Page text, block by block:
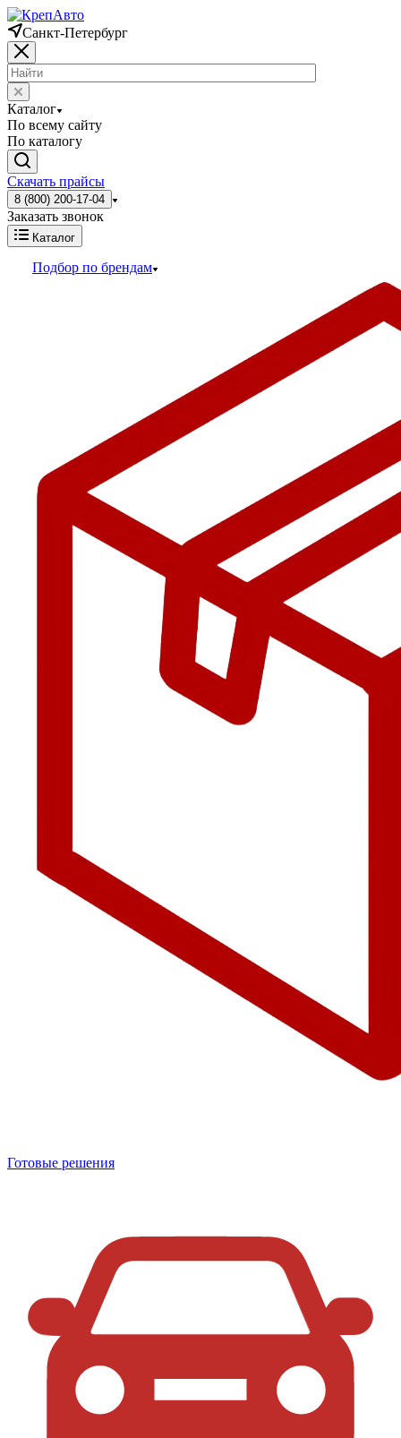
Санкт-Петербург
Каталог
По всему сайту
По каталогу
Скачать прайсы
8 (800) 200-17-04
Заказать звонок
Каталог
Подбор по брендам
Готовые решения